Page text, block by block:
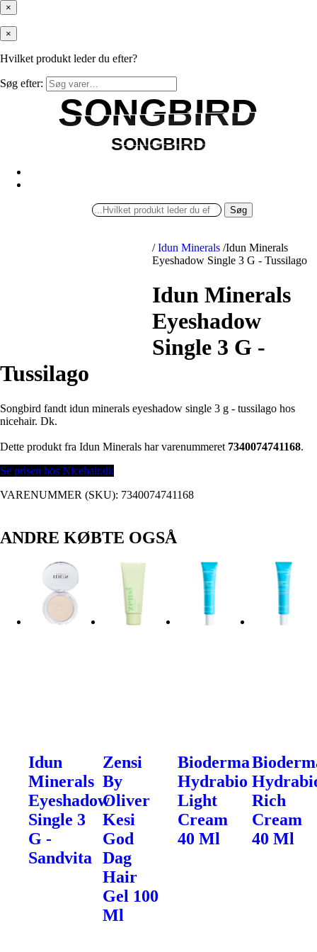
×
×
Hvilket produkt leder du efter?
Søg efter:
SONGBIRD
SONGBIRD
SONGBIRD
SONGBIRD
Søg
/ Idun Minerals /Idun Minerals
Eyeshadow Single 3 G - Tussilago
Idun Minerals
Eyeshadow
Single 3 G -
Tussilago
Songbird fandt idun minerals eyeshadow single 3 g - tussilago hos
nicehair. Dk.
Dette produkt fra Idun Minerals har varenummeret 7340074741168.
Se prisen hos Nicehair.dk
VARENUMMER (SKU): 7340074741168
ANDRE KØBTE OGSÅ
Idun
Minerals
Eyeshadow
Single 3
G -
Sandvita
Zensi
By
Oliver
Kesi
God
Dag
Hair
Gel 100
Ml
Bioderma
Hydrabio
Light
Cream
40 Ml
Rich
Cream
40 Ml